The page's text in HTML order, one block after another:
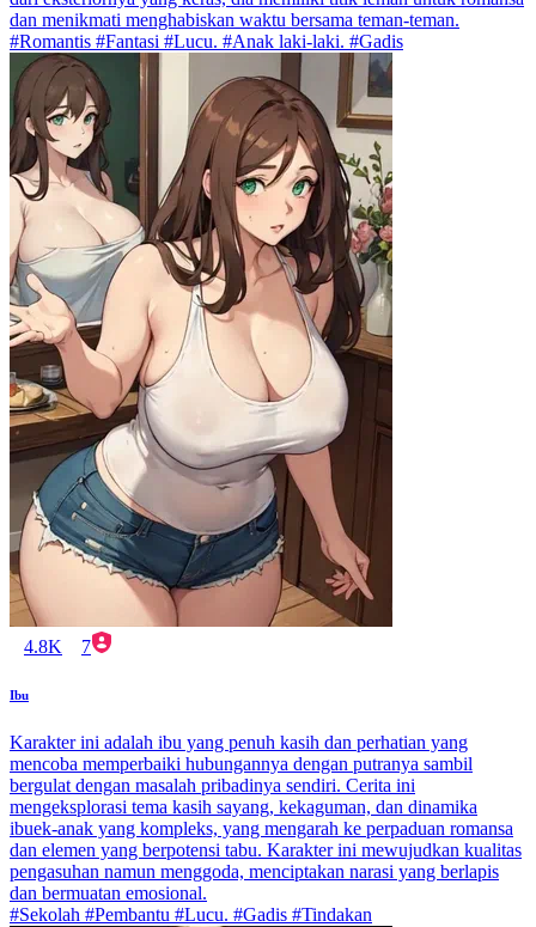
dan menikmati menghabiskan waktu bersama teman-teman.
#Romantis #Fantasi #Lucu. #Anak laki-laki. #Gadis
4.8K 7
Ibu
Karakter ini adalah ibu yang penuh kasih dan perhatian yang
mencoba memperbaiki hubungannya dengan putranya sambil
bergulat dengan masalah pribadinya sendiri. Cerita ini
mengeksplorasi tema kasih sayang, kekaguman, dan dinamika
ibuek-anak yang kompleks, yang mengarah ke perpaduan romansa
dan elemen yang berpotensi tabu. Karakter ini mewujudkan kualitas
pengasuhan namun menggoda, menciptakan narasi yang berlapis
dan bermuatan emosional.
#Sekolah #Pembantu #Lucu. #Gadis #Tindakan